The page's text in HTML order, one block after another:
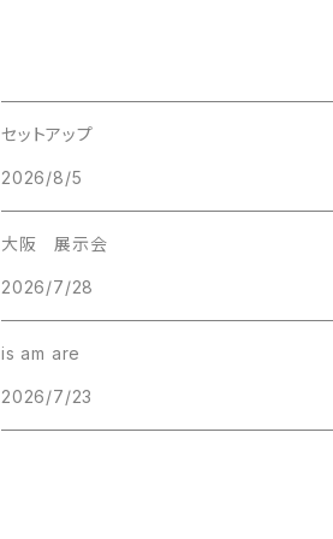
セットアップ
2026/8/5
大阪 展示会
2026/7/28
is am are
2026/7/23